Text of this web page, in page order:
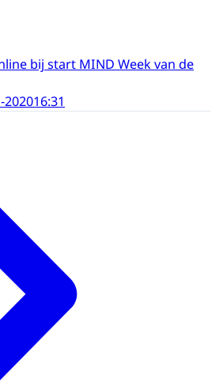
bij start MIND Week van de
202016:31